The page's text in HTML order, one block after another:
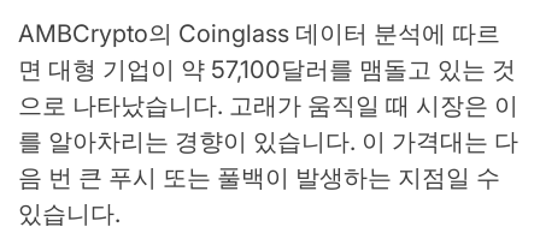
AMBCrypto의 Coinglass 데이터 분석에 따르
면 대형 기업이 약 57,100달러를 맴돌고 있는 것
으로 나타났습니다. 고래가 움직일 때 시장은 이
를 알아차리는 경향이 있습니다. 이 가격대는 다
음 번 큰 푸시 또는 풀백이 발생하는 지점일 수
있습니다.